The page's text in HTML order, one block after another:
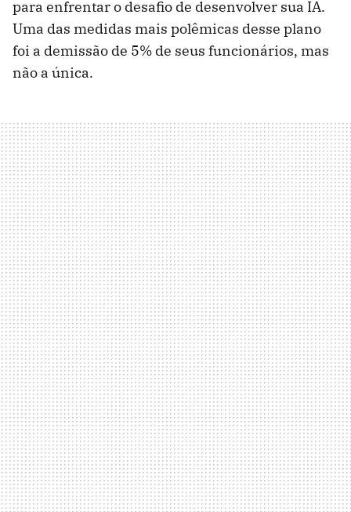
para enfrentar o desafio de desenvolver sua IA.
Uma das medidas mais polêmicas desse plano
foi a demissão de 5% de seus funcionários, mas
não a única.